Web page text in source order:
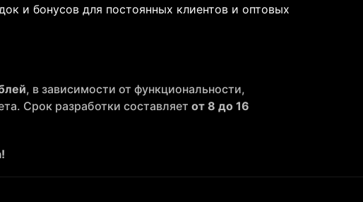
и бонусов для постоянных клиентов и оптовых
, в зависимости от функциональности,
Срок разработки составляетот 8 до 16